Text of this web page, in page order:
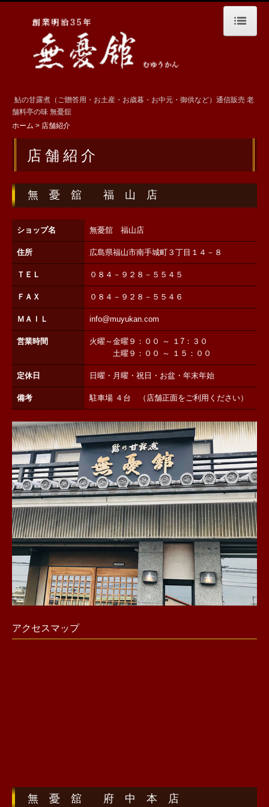
ホーム
店舗紹介
お中元・お歳暮
会社概要
無憂舘の歴史
鮎の甘露煮 召し上がり方
五代目ってどんな人？
鮎の甘露煮（ご贈答用・お土産・お歳暮・お中元・御供など）通信販売 老
舗料亭の味 無憂舘
ホーム
店舗紹介
店 舗 紹 介
無 憂 舘 福 山 店
ショップ名 無憂舘 福山店
住所 広島県福山市南手城町３丁目１４－８
ＴＥＬ ０８４－９２８－５５４５
ＦＡＸ ０８４－９２８－５５４６
ＭＡＩＬ info@muyukan.com
営業時間
火曜～金曜９：００ ～ １7：３０
土曜９：００ ～ １５：００
定休日 日曜・月曜・祝日・お盆・年末年始
備考 駐車場 ４台 （店舗正面をご利用ください）
アクセスマップ
無 憂 舘 府 中 本 店